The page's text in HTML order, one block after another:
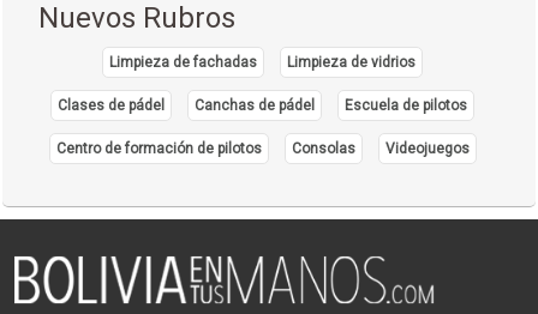
Bebidas
Restaurantes: Comida Rápida
Chompas
Ropa para Damas
Tejidos de Alpaca
Nuevos Rubros
Limpieza de fachadas Limpieza de vidrios
Clases de pádel Canchas de pádel Escuela de pilotos
Centro de formación de pilotos Consolas Videojuegos